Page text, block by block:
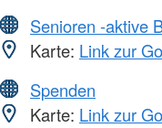
Senioren -aktive
Karte: Link zur
Spenden
Karte: Link zur